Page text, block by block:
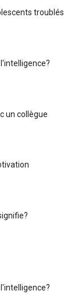
troublés
un collègue